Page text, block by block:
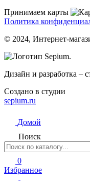
Принимаем карты
Политика
© 2024, Интернет-
Дизайн и разработка –
Создано в студии
sepium.ru
Домой
Поиск
0
Избранное